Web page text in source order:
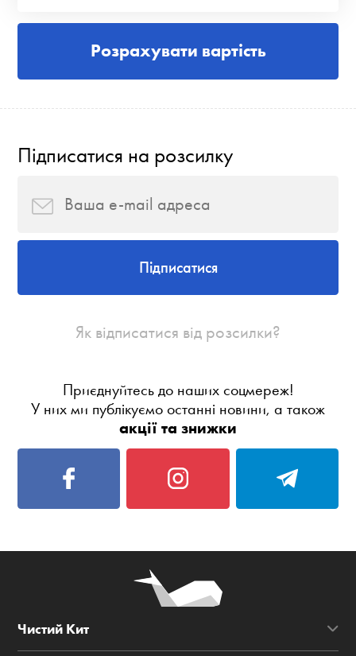
Розрахувати вартість
Підписатися на розсилку
Підписатися
Як відписатися від розсилки?
Приєднуйтесь до наших соцмереж!
У них ми публікуємо останні новини, а також
акції та знижки
Чистий Кит